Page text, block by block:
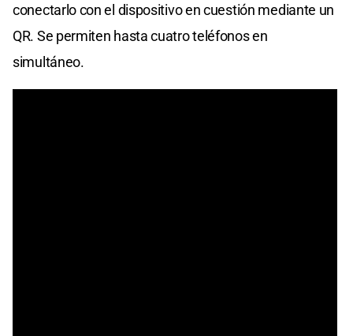
conectarlo con el dispositivo en cuestión mediante un
QR. Se permiten hasta cuatro teléfonos en
simultáneo.